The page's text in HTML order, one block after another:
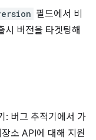
필드에서 비
버전을 타겟팅해
: 버그 추적기에서 가
소 API에 대해 지원